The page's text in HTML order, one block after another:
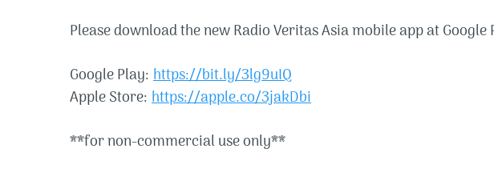
Please download the new Radio Veritas Asia mobile app at Google
Google Play: https://bit.ly/3lg9uIQ
Apple Store: https://apple.co/3jakDbi
**for non-commercial use only**